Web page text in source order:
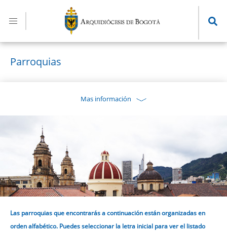
contenido
principal
Parroquias
Mas información
Las parroquias que encontrarás a continuación están organizadas en
orden alfabético. Puedes seleccionar la letra inicial para ver el listado